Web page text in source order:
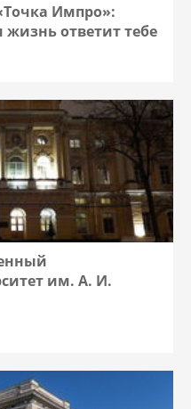
Импро»:
ответит тебе
им. А. И.